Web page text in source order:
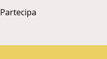
Partecipa